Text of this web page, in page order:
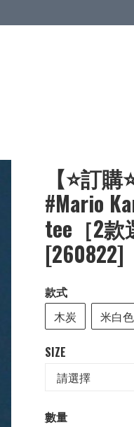
【⭐訂
#Mario
tee［2款
[260822]
款式
木炭
米白色
SIZE
數量